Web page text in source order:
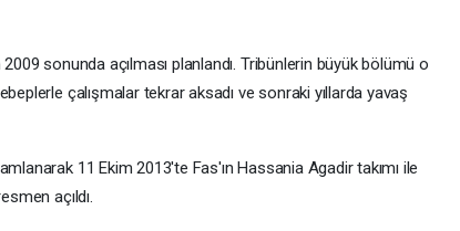
sonunda açılması planlandı. Tribünlerin büyük bölümü o
çalışmalar tekrar aksadı ve sonraki yıllarda yavaş
11 Ekim 2013'te Fas'ın Hassania Agadir takımı ile
açıldı.